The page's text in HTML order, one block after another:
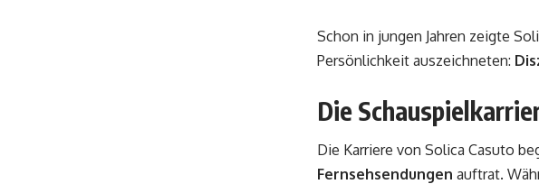
Schon in jungen Jahren zeigte
Persönlichkeit auszeichneten:
Die
Die Karriere von Solica Casuto
Fernsehsendungen auftrat.